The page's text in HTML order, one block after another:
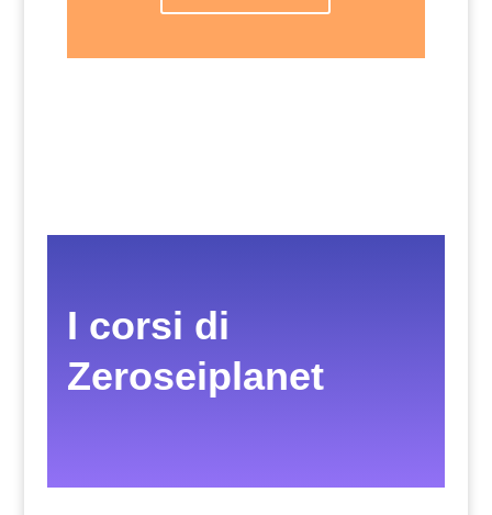
I corsi di
Zeroseiplanet